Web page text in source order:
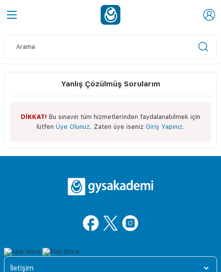
Yanlış Çözülmüş Sorularım
DİKKAT! Bu sınavın tüm hizmetlerinden faydalanabilmek için
lütfen Üye Olunuz. Zaten üye iseniz Giriş Yapınız.
İletişim